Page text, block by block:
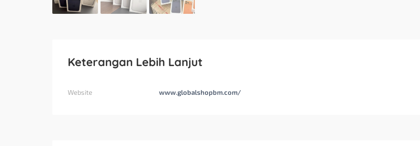
Keterangan Lebih Lanjut
Website www.globalshopbm.com/